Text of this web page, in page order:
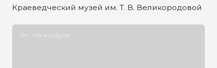
Краеведческий музей им. Т. В. Великородовой
0+ На воздухе